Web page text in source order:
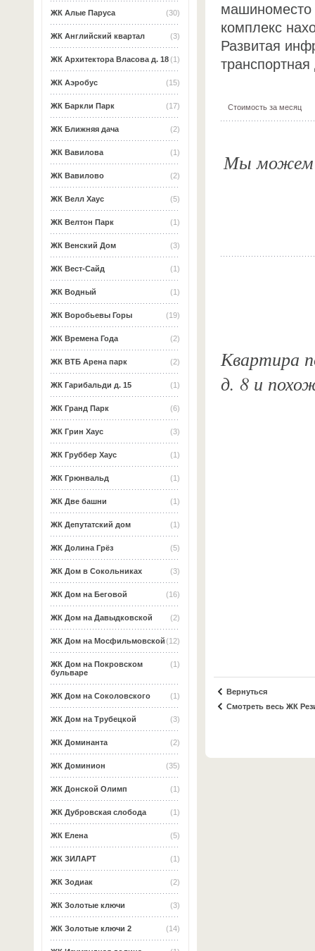
(30)
ЖК Алые Паруса
(3)
ЖК Английский квартал
(1)
ЖК Архитектора Власова д. 18
(15)
ЖК Аэробус
(17)
ЖК Баркли Парк
(2)
ЖК Ближняя дача
(1)
ЖК Вавилова
(2)
ЖК Вавилово
(5)
ЖК Велл Хаус
(1)
ЖК Велтон Парк
(3)
ЖК Венский Дом
(1)
ЖК Вест-Сайд
(1)
ЖК Водный
(19)
ЖК Воробьевы Горы
(2)
ЖК Времена Года
(2)
ЖК ВТБ Арена парк
(1)
ЖК Гарибальди д. 15
(6)
ЖК Гранд Парк
(3)
ЖК Грин Хаус
(1)
ЖК Груббер Хаус
(1)
ЖК Грюнвальд
(1)
ЖК Две башни
(1)
ЖК Депутатский дом
(5)
ЖК Долина Грёз
(3)
ЖК Дом в Сокольниках
(16)
ЖК Дом на Беговой
(2)
ЖК Дом на Давыдковской
(12)
ЖК Дом на Мосфильмовской
(1)
ЖК Дом на Покровском
бульваре
(1)
ЖК Дом на Соколовского
(3)
ЖК Дом на Трубецкой
(2)
ЖК Доминанта
(35)
ЖК Доминион
(1)
ЖК Донской Олимп
(1)
ЖК Дубровская слобода
(5)
ЖК Елена
(1)
ЖК ЗИЛАРТ
(2)
ЖК Зодиак
(3)
ЖК Золотые ключи
(14)
ЖК Золотые ключи 2
машиноместо
комплекс
Развитая
транспортная
Стоимость за месяц
Мы можем
Квартира
д. 8 и
Вернуться
Смотреть весь ЖК